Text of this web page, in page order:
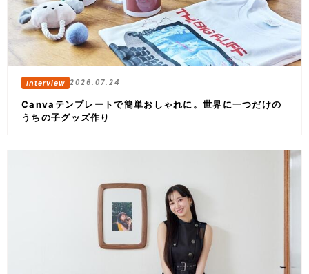
2026.07.24
Canvaテンプレートで簡単おしゃれに。世界に一つだけの
うちの子グッズ作り